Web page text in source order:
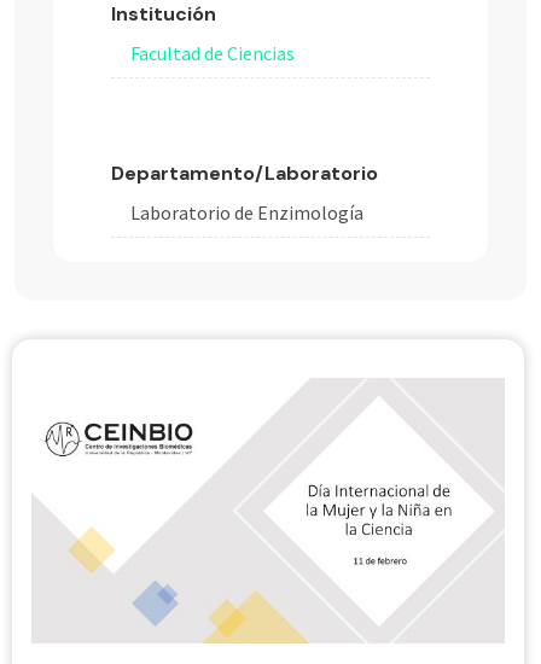
Institución
Facultad de Ciencias
Departamento/Laboratorio
Laboratorio de Enzimología